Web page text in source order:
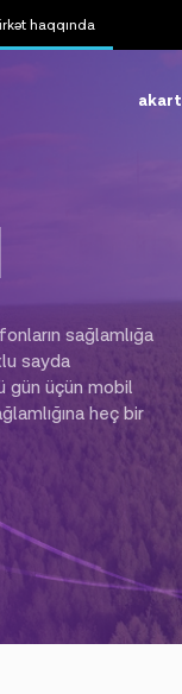
haqqında
akart
sağlamlığa
sayda
gün üçün mobil
heç bir